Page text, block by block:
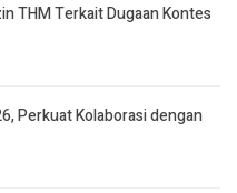
THM Terkait Dugaan Kontes
Perkuat Kolaborasi dengan